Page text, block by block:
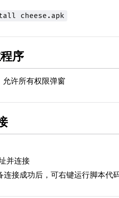
cheese.apk
序
允许所有权限弹窗
并连接
连接成功后，可右键运行脚本代